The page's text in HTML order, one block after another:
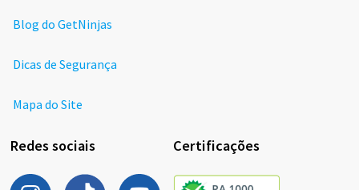
Blog do GetNinjas
Dicas de Segurança
Mapa do Site
Redes sociais Certificações